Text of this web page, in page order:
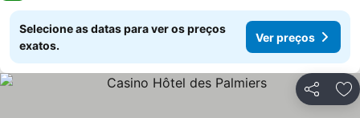
Selecione as datas para ver os preços
exatos.
Ver preços
Partilhar